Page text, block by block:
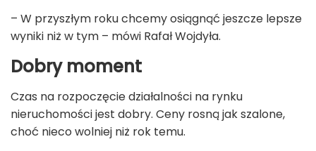
– W przyszłym roku chcemy osiągnąć jeszcze lepsze
wyniki niż w tym – mówi Rafał Wojdyła.
Dobry moment
Czas na rozpoczęcie działalności na rynku
nieruchomości jest dobry. Ceny rosną jak szalone,
choć nieco wolniej niż rok temu.